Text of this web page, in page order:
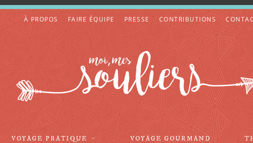
À PROPOS FAIRE ÉQUIPE PRESSE CONTRIBUTIONS
VOYAGE PRATIQUE VOYAGE GOURMAND